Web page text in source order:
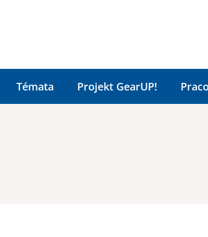
Témata Projekt GearUP!